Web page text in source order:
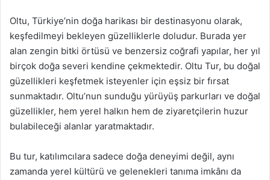
Oltu, Türkiye’nin doğa harikası bir destinasyonu olarak,
keşfedilmeyi bekleyen güzelliklerle doludur. Burada yer
alan zengin bitki örtüsü ve benzersiz coğrafi yapılar, her yıl
birçok doğa severi kendine çekmektedir. Oltu Tur, bu doğal
güzellikleri keşfetmek isteyenler için eşsiz bir fırsat
sunmaktadır. Oltu’nun sunduğu yürüyüş parkurları ve doğal
güzellikler, hem yerel halkın hem de ziyaretçilerin huzur
bulabileceği alanlar yaratmaktadır.
Bu tur, katılımcılara sadece doğa deneyimi değil, aynı
zamanda yerel kültürü ve gelenekleri tanıma imkânı da